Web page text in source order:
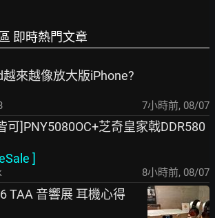
即時熱門文章
越來越像放大版iPhone?
7小時前, 08/07
可]PNY5080OC+芝奇皇家戟DDR580
]
8小時前, 08/07
TAA 音響展 耳機心得